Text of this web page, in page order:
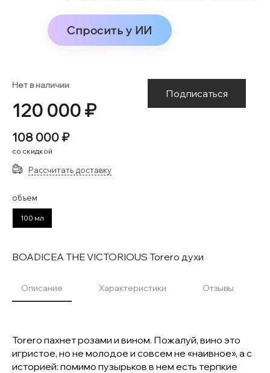
Спросить у ИИ
Нет в наличии
120 000 ₽
108 000 ₽
со скидкой
Подписаться
Рассчитать доставку
объем
100 мл
BOADICEA THE VICTORIOUS Torero духи
Описание Характеристики Отзывы
Torero пахнет розами и вином. Пожалуй, вино это
игристое, но не молодое и совсем не «наивное», а с
историей: помимо пузырьков в нем есть терпкие